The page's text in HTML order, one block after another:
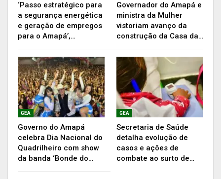
Profissional de Música Walkíria Lima. Segundo a
chefe da Unidade de Desenvolvimento do Ensino
Médio da Seed, Arnanda Oliveira, a proposta é
expectativas dos estudantes sobre o Novo Ensino
Médio, e como ele será aplicado no Amapá.
“É a primeira vez que a Seed escuta o que o
estudante pensa sobre essa mudança na
estrutura do sistema atual do ensino médio.
Nossa rodada de conversa exercitará também o
protagonismo juvenil desses estudantes”,
‘Passo estratégico para
a segurança energética
e geração de empregos
para o Amapá’,…
Governador do Amapá e
ministra da Mulher
vistoriam avanço da
construção da Casa da…
GEA
Governo do Amapá
celebra Dia Nacional do
Quadrilheiro com show
da banda ‘Bonde do…
GEA
Secretaria de Saúde
detalha evolução de
casos e ações de
combate ao surto de…